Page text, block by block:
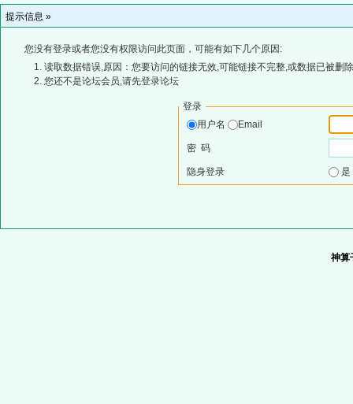
提示信息 »
您没有登录或者您没有权限访问此页面，可能有如下几个原因:
读取数据错误,原因：您要访问的链接无效,可能链接不完整,或数据已被删
您还不是论坛会员,请先登录论坛
登录
用户名
Email
密 码
隐身登录
神算